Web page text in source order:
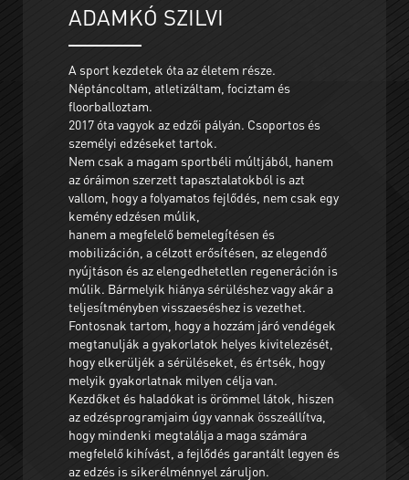
ADAMKÓ SZILVI
A sport kezdetek óta az életem része.
Néptáncoltam, atletizáltam, fociztam és
floorballoztam.
2017 óta vagyok az edzői pályán. Csoportos és
személyi edzéseket tartok.
Nem csak a magam sportbéli múltjából, hanem
az óráimon szerzett tapasztalatokból is azt
vallom, hogy a folyamatos fejlődés, nem csak egy
kemény edzésen múlik,
hanem a megfelelő bemelegítésen és
mobilizáción, a célzott erősítésen, az elegendő
nyújtáson és az elengedhetetlen regeneráción is
múlik. Bármelyik hiánya sérüléshez vagy akár a
teljesítményben visszaeséshez is vezethet.
Fontosnak tartom, hogy a hozzám járó vendégek
megtanulják a gyakorlatok helyes kivitelezését,
hogy elkerüljék a sérüléseket, és értsék, hogy
melyik gyakorlatnak milyen célja van.
Kezdőket és haladókat is örömmel látok, hiszen
az edzésprogramjaim úgy vannak összeállítva,
hogy mindenki megtalálja a maga számára
megfelelő kihívást, a fejlődés garantált legyen és
az edzés is sikerélménnyel záruljon.